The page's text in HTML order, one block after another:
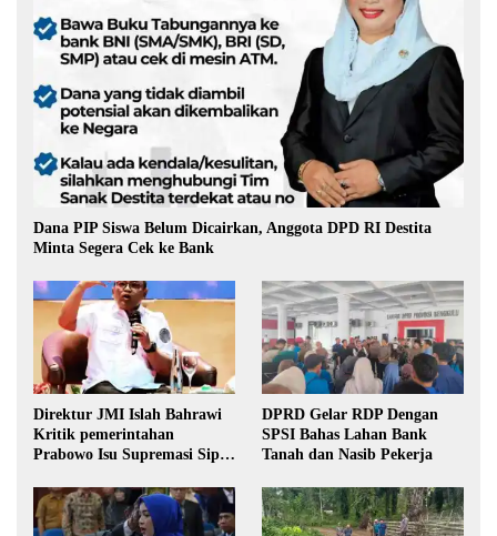
Dana PIP Siswa Belum Dicairkan, Anggota DPD RI Destita
Minta Segera Cek ke Bank
Direktur JMI Islah Bahrawi
Kritik pemerintahan
Prabowo Isu Supremasi Sipil,
Pilkada oleh DPRD
DPRD Gelar RDP Dengan
SPSI Bahas Lahan Bank
Tanah dan Nasib Pekerja